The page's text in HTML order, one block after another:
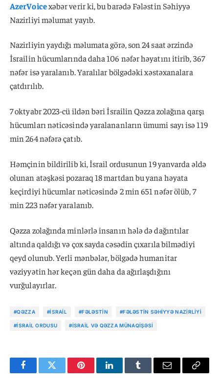
AzerVoicexəbər verir ki, bu barədə Fələstin Səhiyyə
Nazirliyi məlumat yayıb.
Nazirliyin yaydığı məlumata görə, son 24 saat ərzində
İsrailin hücumlarında daha 106 nəfər həyatını itirib, 367
nəfər isə yaralanıb. Yaralılar bölgədəki xəstəxanalara
çatdırılıb.
7 oktyabr 2023-cü ildən bəri İsrailin Qəzza zolağına qarşı
hücumları nəticəsində yaralananların ümumi sayı isə 119
min 264 nəfərə çatıb.
Həmçinin bildirilib ki, İsrail ordusunun 19 yanvarda əldə
olunan atəşkəsi pozaraq 18 martdan bu yana həyata
keçirdiyi hücumlar nəticəsində 2 min 651 nəfər ölüb, 7
min 223 nəfər yaralanıb.
Qəzza zolağında minlərlə insanın hələ də dağıntılar
altında qaldığı və çox sayda cəsədin çıxarıla bilmədiyi
qeyd olunub. Yerli mənbələr, bölgədə humanitar
vəziyyətin hər keçən gün daha da ağırlaşdığını
vurğulayırlar.
#QƏZZA #İSRAIL #FƏLƏSTIN #FƏLƏSTIN SƏHIYYƏ NAZIRLIYI
#İSRAIL ORDUSU #İSRAIL VƏ QƏZZA MÜNAQIŞƏSI
FacebookTwitter PinterestLinkedInTumblr Email
Copy